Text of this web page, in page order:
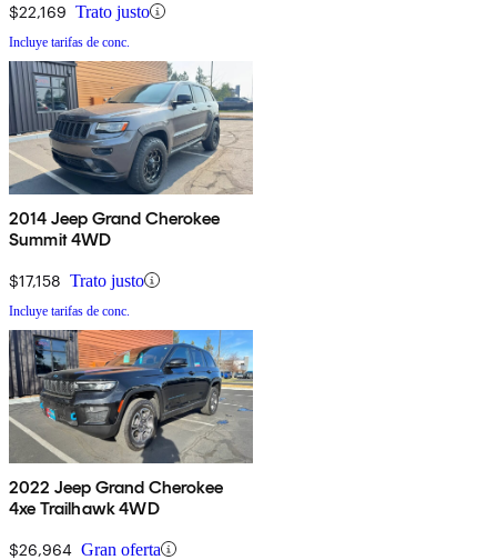
$22,169 Trato justo
Incluye tarifas de conc.
2014 Jeep Grand Cherokee
Summit 4WD
$17,158 Trato justo
Incluye tarifas de conc.
2022 Jeep Grand Cherokee
4xe Trailhawk 4WD
$26,964 Gran oferta